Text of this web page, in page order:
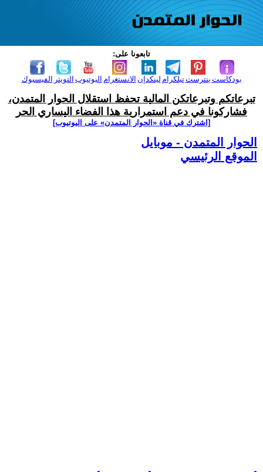
تابعونا على:
الفيسبوك التويتر اليوتيوب الانستغرام لينكدإن تيلكرامبنترست بودكاست
تبرعاتكم وتبرعاتكن المالية تحفظ استقلال الحوار المتمدن،
فشاركونا في دعم استمرارية هذا الفضاء اليساري الحر
[اشترك في قناة ‫«الحوار المتمدن» على اليوتيوب]
الحوار المتمدن - موبايل
الموقع الرئيسي